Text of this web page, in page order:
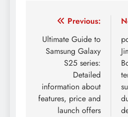
Post
navigation
Previous:
Ultimate Guide to
Samsung Galaxy
S25 series:
Detailed
information about
features, price and
launch offers